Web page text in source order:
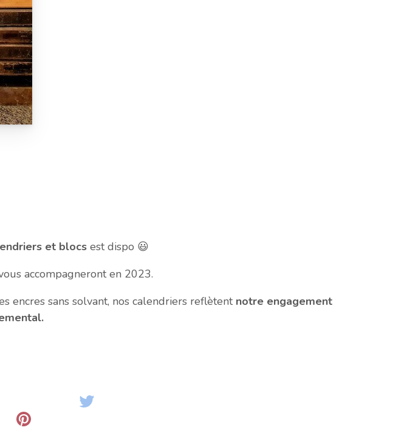
et blocsest dispo 😃
accompagneront en 2023.
encres sans solvant, nos calendriers reflètent notre engagement